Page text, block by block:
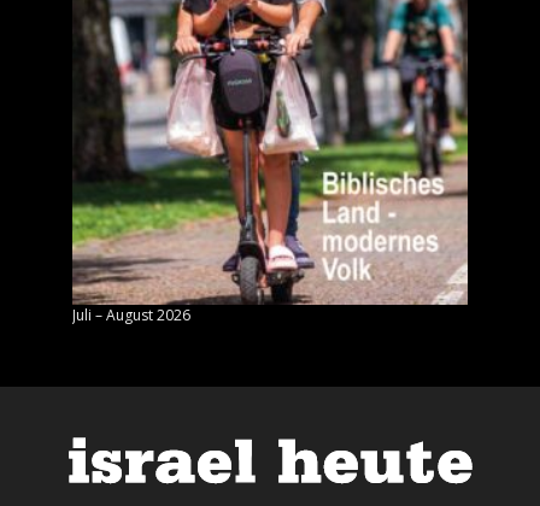
Juli – August 2026